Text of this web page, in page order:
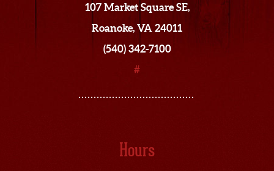
107 Market Square SE,
Roanoke, VA 24011
(540) 342-7100
#
Hours